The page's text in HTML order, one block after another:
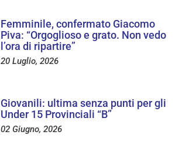
Femminile, confermato Giacomo
Piva: “Orgoglioso e grato. Non vedo
l’ora di ripartire”
20 Luglio, 2026
Giovanili: ultima senza punti per gli
Under 15 Provinciali “B”
02 Giugno, 2026